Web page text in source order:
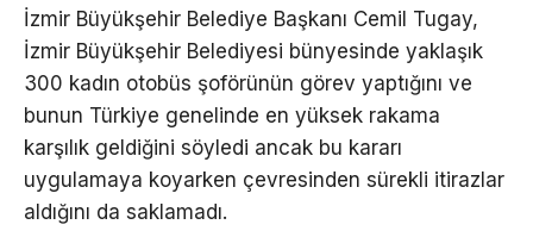
İzmir Büyükşehir Belediye Başkanı Cemil Tugay,
İzmir Büyükşehir Belediyesi bünyesinde yaklaşık
300 kadın otobüs şoförünün görev yaptığını ve
bunun Türkiye genelinde en yüksek rakama
karşılık geldiğini söyledi ancak bu kararı
uygulamaya koyarken çevresinden sürekli itirazlar
aldığını da saklamadı.